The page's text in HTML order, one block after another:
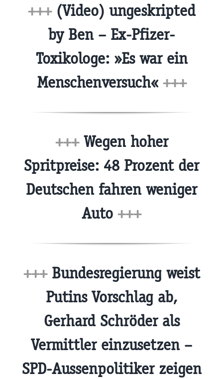
+++(Video) ungeskripted
by Ben – Ex-Pfizer-
Toxikologe: »Es war ein
Menschenversuch« +++
+++Wegen hoher
Spritpreise: 48 Prozent der
Deutschen fahren weniger
Auto +++
+++Bundesregierung weist
Putins Vorschlag ab,
Gerhard Schröder als
Vermittler einzusetzen –
SPD-Aussenpolitiker zeigen